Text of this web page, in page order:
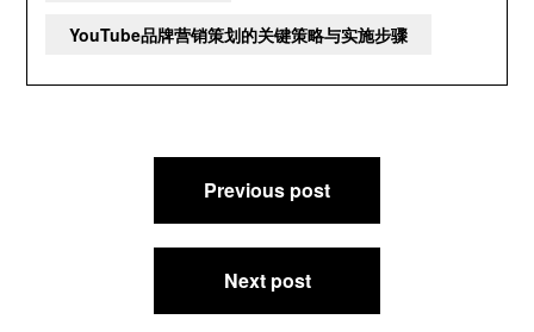
YouTube品牌营销策划的关键策略与实施步骤
Previous post
Next post